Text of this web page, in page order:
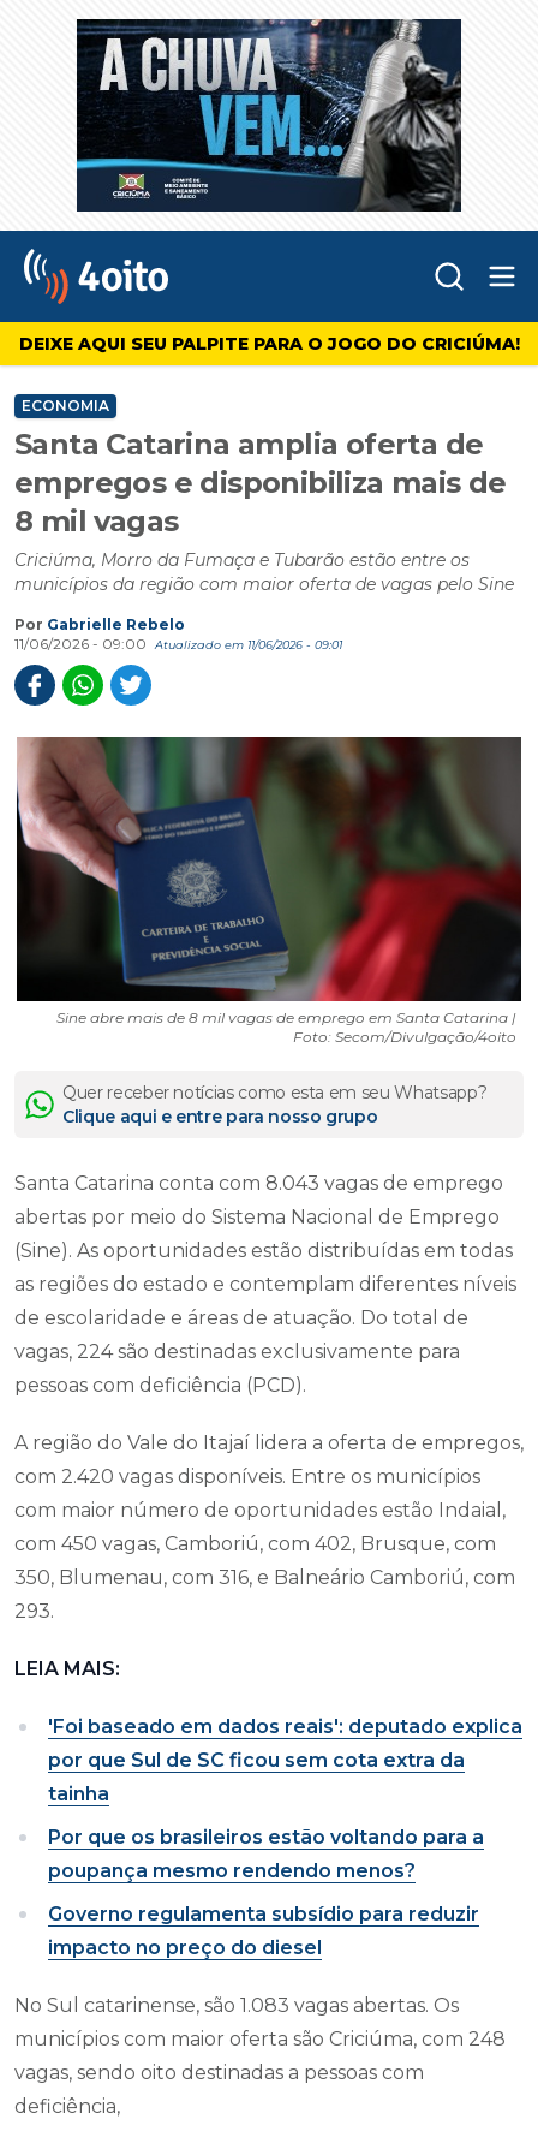
4oito
DEIXE AQUI SEU PALPITE PARA O JOGO DO CRICIÚMA!
ECONOMIA
Santa Catarina amplia oferta de
empregos e disponibiliza mais de
8 mil vagas
Criciúma, Morro da Fumaça e Tubarão estão entre os
municípios da região com maior oferta de vagas pelo Sine
Por Gabrielle Rebelo
11/06/2026 - 09:00
Atualizado em 11/06/2026 - 09:01
Sine abre mais de 8 mil vagas de emprego em Santa Catarina |
Foto: Secom/Divulgação/4oito
Quer receber notícias como esta em seu Whatsapp?
Clique aqui e entre para nosso grupo
Santa Catarina conta com 8.043 vagas de emprego
abertas por meio do Sistema Nacional de Emprego
(Sine). As oportunidades estão distribuídas em todas
as regiões do estado e contemplam diferentes níveis
de escolaridade e áreas de atuação. Do total de
vagas, 224 são destinadas exclusivamente para
pessoas com deficiência (PCD).
A região do Vale do Itajaí lidera a oferta de empregos,
com 2.420 vagas disponíveis. Entre os municípios
com maior número de oportunidades estão Indaial,
com 450 vagas, Camboriú, com 402, Brusque, com
350, Blumenau, com 316, e Balneário Camboriú, com
293.
LEIA MAIS:
'Foi baseado em dados reais': deputado explica
por que Sul de SC ficou sem cota extra da
tainha
Por que os brasileiros estão voltando para a
poupança mesmo rendendo menos?
Governo regulamenta subsídio para reduzir
impacto no preço do diesel
No Sul catarinense, são 1.083 vagas abertas. Os
municípios com maior oferta são Criciúma, com 248
vagas, sendo oito destinadas a pessoas com
deficiência,